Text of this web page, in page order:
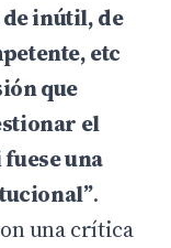
inútil, de
etc
que
el
una
.
una crítica